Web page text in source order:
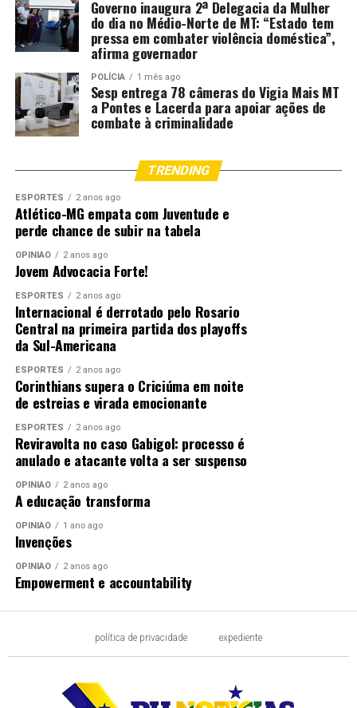
Governo inaugura 2ª Delegacia da Mulher
do dia no Médio-Norte de MT: “Estado tem
pressa em combater violência doméstica”,
afirma governador
POLÍCIA 1 mês ago
Sesp entrega 78 câmeras do Vigia Mais MT
a Pontes e Lacerda para apoiar ações de
combate à criminalidade
TRENDING
ESPORTES 2 anos ago
Atlético-MG empata com Juventude e
perde chance de subir na tabela
OPINIÃO 2 anos ago
Jovem Advocacia Forte!
ESPORTES 2 anos ago
Internacional é derrotado pelo Rosario
Central na primeira partida dos playoffs
da Sul-Americana
ESPORTES 2 anos ago
Corinthians supera o Criciúma em noite
de estreias e virada emocionante
ESPORTES 2 anos ago
Reviravolta no caso Gabigol: processo é
anulado e atacante volta a ser suspenso
OPINIÃO 2 anos ago
A educação transforma
OPINIÃO 1 ano ago
Invenções
OPINIÃO 2 anos ago
Empowerment e accountability
política de privacidade expediente